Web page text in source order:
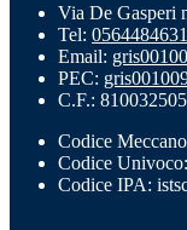
Via De Gasperi
Tel: 0564484631
Email:
PEC:
C.F.:
Codice
Codice
Codice IPA: